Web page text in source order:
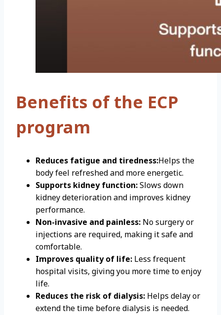
Benefits of the ECP
program
Reduces fatigue and tiredness:Helps the
body feel refreshed and more energetic.
Supports kidney function:Slows down
kidney deterioration and improves kidney
performance.
Non-invasive and painless: No surgery or
injections are required, making it safe and
comfortable.
Improves quality of life: Less frequent
hospital visits, giving you more time to enjoy
life.
Reduces the risk of dialysis: Helps delay or
extend the time before dialysis is needed.